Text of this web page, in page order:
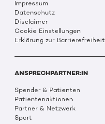
Impressum
Datenschutz
Disclaimer
Cookie Einstellungen
Erklärung zur Barrierefreiheit
ANSPRECHPARTNER:IN
Spender & Patienten
Patientenaktionen
Partner & Netzwerk
Sport